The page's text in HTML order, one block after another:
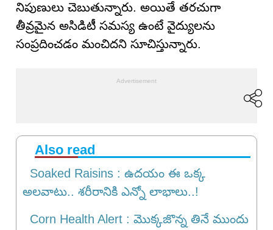
నిపుణులు చెబుతున్నారు. అయితే తరచుగా
తీవ్రమైన అసిడిటీ సమస్య ఉంటే వైద్యులను
సంప్రదించడం మంచిదని సూచిస్తున్నారు.
Also read
Soaked Raisins : ఉదయం ఈ ఒక్క
అలవాటు.. శరీరానికి ఎన్నో లాభాలు..!
Corn Health Alert : మొక్కజొన్న తినే ముందు